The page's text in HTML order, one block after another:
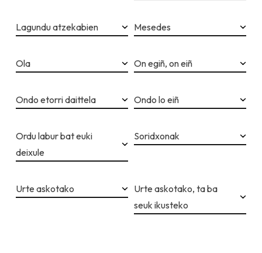
Lagundu atzekabien Mesedes
Ola On egiñ, on eiñ
Ondo etorri daittela Ondo lo eiñ
Ordu labur bat euki
deixule
Soridxonak
Urte askotako
Urte askotako, ta ba
seuk ikusteko